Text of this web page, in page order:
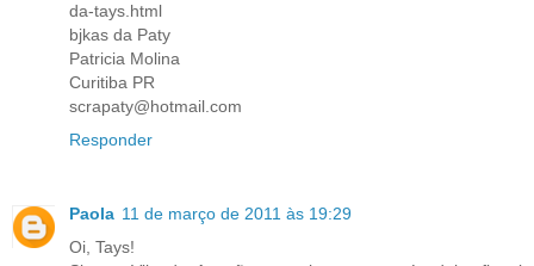
da-tays.html
bjkas da Paty
Patricia Molina
Curitiba PR
scrapaty@hotmail.com
Responder
Paola 11 de março de 2011 às 19:29
Oi, Tays!